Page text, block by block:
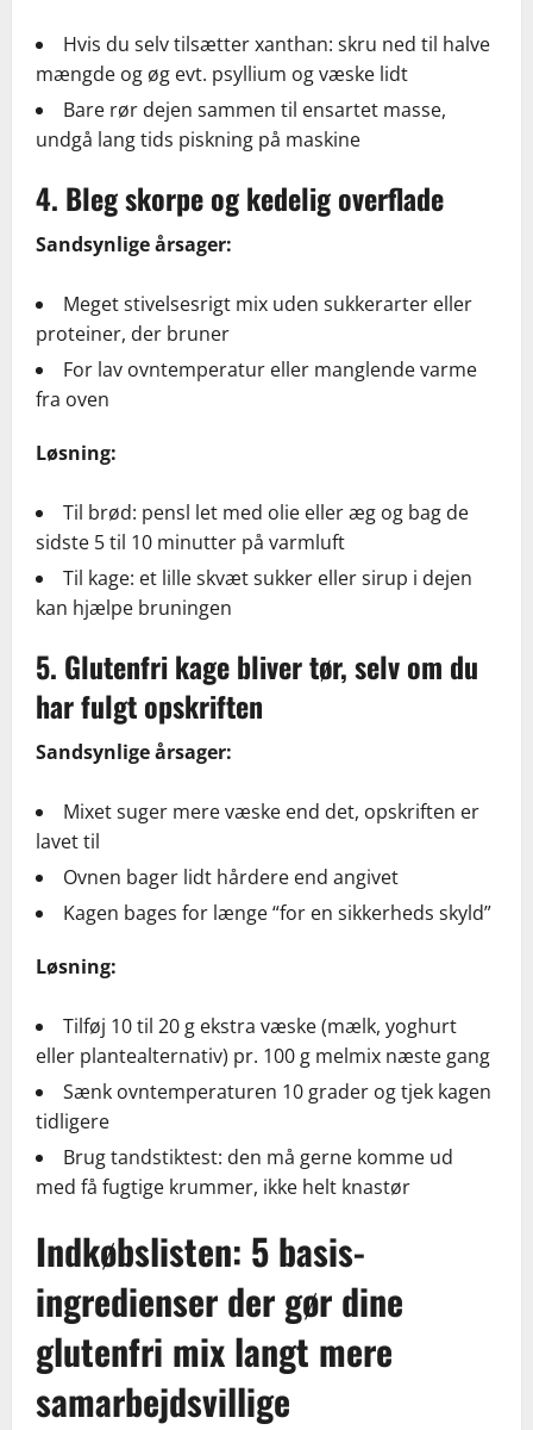
Hvis du selv tilsætter xanthan: skru ned til halve
mængde og øg evt. psyllium og væske lidt
Bare rør dejen sammen til ensartet masse,
undgå lang tids piskning på maskine
4. Bleg skorpe og kedelig overflade
Sandsynlige årsager:
Meget stivelsesrigt mix uden sukkerarter eller
proteiner, der bruner
For lav ovntemperatur eller manglende varme
fra oven
Løsning:
Til brød: pensl let med olie eller æg og bag de
sidste 5 til 10 minutter på varmluft
Til kage: et lille skvæt sukker eller sirup i dejen
kan hjælpe bruningen
5. Glutenfri kage bliver tør, selv om du
har fulgt opskriften
Sandsynlige årsager:
Mixet suger mere væske end det, opskriften er
lavet til
Ovnen bager lidt hårdere end angivet
Kagen bages for længe “for en sikkerheds skyld”
Løsning:
Tilføj 10 til 20 g ekstra væske (mælk, yoghurt
eller plantealternativ) pr. 100 g melmix næste gang
Sænk ovntemperaturen 10 grader og tjek kagen
tidligere
Brug tandstiktest: den må gerne komme ud
med få fugtige krummer, ikke helt knastør
Indkøbslisten: 5 basis-
ingredienser der gør dine
glutenfri mix langt mere
samarbejdsvillige